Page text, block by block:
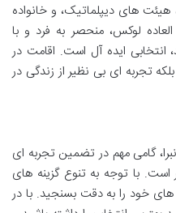
هیئت های دیپلماتیک، و خانواده
لوکس، منحصر به فرد و با
ایده آل است. اقامت در
تجربه ای بی نظیر از زندگی در
گامی مهم در تضمین تجربه ای
با توجه به تنوع گزینه های
خود را به دقت بسنجید. با در